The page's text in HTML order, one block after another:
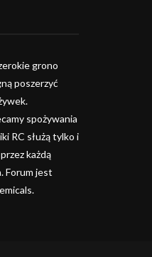
grono
poszerzyć
spożywania
RC służą tylko i
każdą
Forum jest